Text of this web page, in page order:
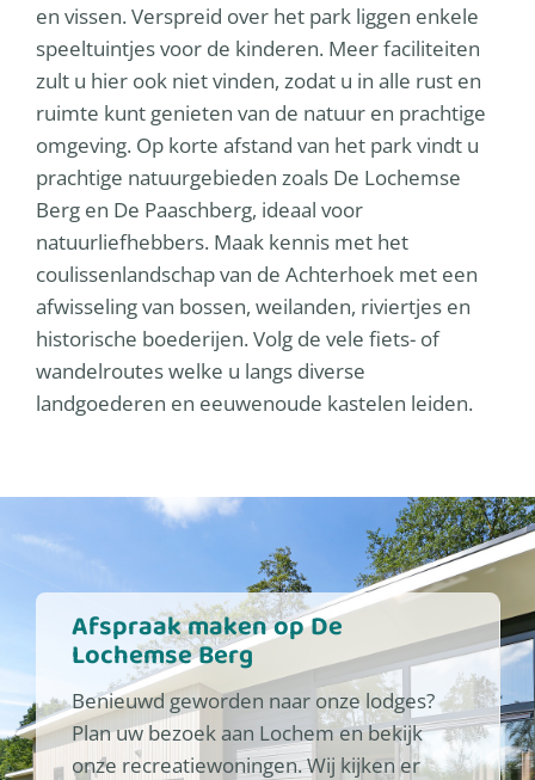
en vissen. Verspreid over het park liggen enkele
speeltuintjes voor de kinderen. Meer faciliteiten
zult u hier ook niet vinden, zodat u in alle rust en
ruimte kunt genieten van de natuur en prachtige
omgeving. Op korte afstand van het park vindt u
prachtige natuurgebieden zoals De Lochemse
Berg en De Paaschberg, ideaal voor
natuurliefhebbers. Maak kennis met het
coulissenlandschap van de Achterhoek met een
afwisseling van bossen, weilanden, riviertjes en
historische boederijen. Volg de vele fiets- of
wandelroutes welke u langs diverse
landgoederen en eeuwenoude kastelen leiden.
Afspraak maken op De
Lochemse Berg
Benieuwd geworden naar onze lodges?
Plan uw bezoek aan Lochem en bekijk
onze recreatiewoningen. Wij kijken er